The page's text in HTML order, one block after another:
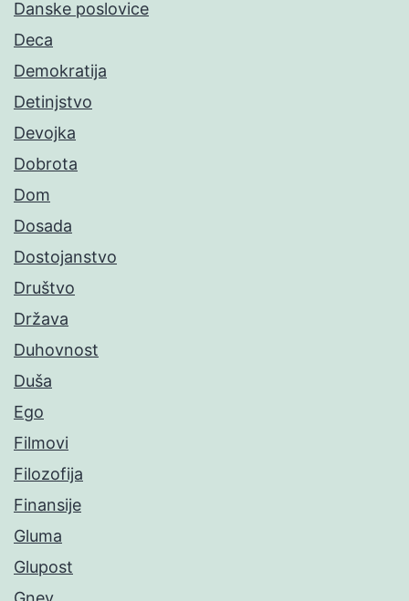
Danske poslovice
Deca
Demokratija
Detinjstvo
Devojka
Dobrota
Dom
Dosada
Dostojanstvo
Društvo
Država
Duhovnost
Duša
Ego
Filmovi
Filozofija
Finansije
Gluma
Glupost